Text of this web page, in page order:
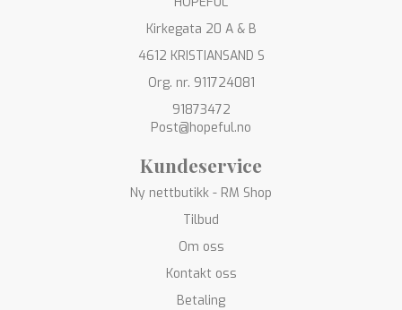
Kirkegata 20 A & B
4612 KRISTIANSAND S
Org. nr. 911724081
91873472
Post@hopeful.no
Kundeservice
Ny nettbutikk - RM Shop
Tilbud
Om oss
Kontakt oss
Betaling